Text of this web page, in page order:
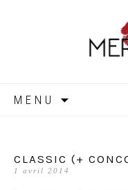
MENU
CLASSIC (+
1 avril 2014